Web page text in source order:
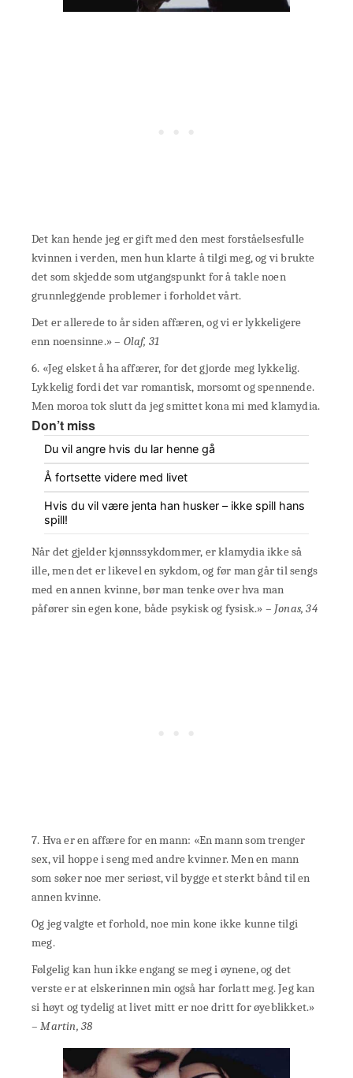
Det kan hende jeg er gift med den mest forståelsesfulle
kvinnen i verden, men hun klarte å tilgi meg, og vi brukte
det som skjedde som utgangspunkt for å takle noen
grunnleggende problemer i forholdet vårt.
Det er allerede to år siden affæren, og vi er lykkeligere
enn noensinne.»– Olaf, 31
6. «Jeg elsket å ha affærer, for det gjorde meg lykkelig.
Lykkelig fordi det var romantisk, morsomt og spennende.
Men moroa tok slutt da jeg smittet kona mi med klamydia.
Don’t miss
Du vil angre hvis du lar henne gå
Å fortsette videre med livet
Hvis du vil være jenta han husker – ikke spill hans
spill!
Når det gjelder kjønnssykdommer, er klamydia ikke så
ille, men det er likevel en sykdom, og før man går til sengs
med en annen kvinne, bør man tenke over hva man
påfører sin egen kone, både psykisk og fysisk.» – Jonas, 34
7. Hva er en affære for en mann: «En mann som trenger
sex, vil hoppe i seng med andre kvinner. Men en mann
som søker noe mer seriøst, vil bygge et sterkt bånd til en
annen kvinne.
Og jeg valgte et forhold, noe min kone ikke kunne tilgi
meg.
Følgelig kan hun ikke engang se meg i øynene, og det
verste er at elskerinnen min også har forlatt meg. Jeg kan
si høyt og tydelig at livet mitt er noe dritt for øyeblikket.»
– Martin, 38